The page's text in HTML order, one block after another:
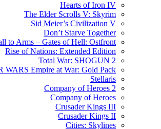
Hearts of Iron IV
The Elder Scrolls V: Skyrim
Sid Meier’s Civilization V
Don’t Starve Together
to Arms – Gates of Hell: Ostfront
Rise of Nations: Extended Edition
Total War: SHOGUN 2
WARS Empire at War: Gold Pack
Stellaris
Company of Heroes 2
Company of Heroes
Crusader Kings III
Crusader Kings II
Cities: Skylines